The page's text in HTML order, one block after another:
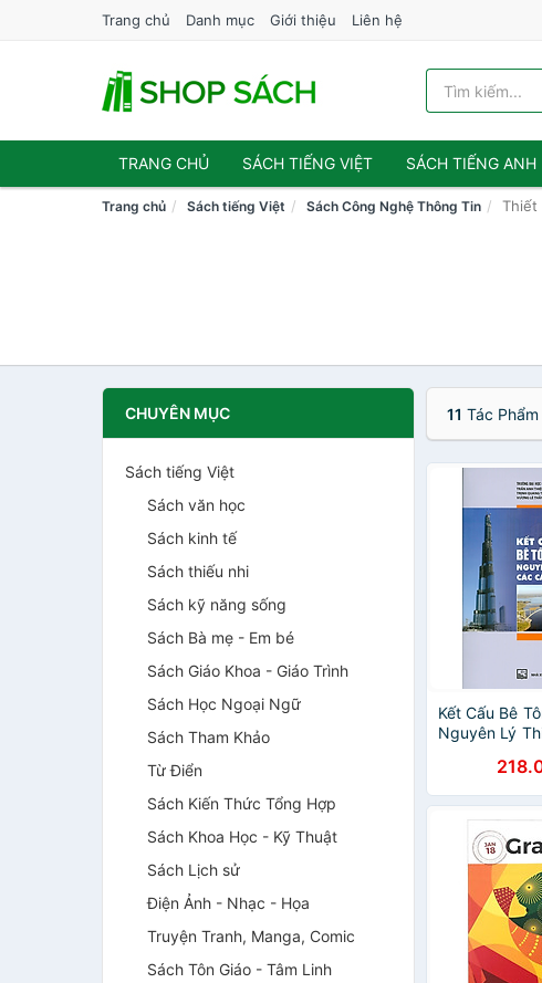
Trang chủ Danh mục Giới thiệu Liên hệ
TRANG CHỦ SÁCH TIẾNG VIỆT SÁCH TIẾNG ANH
Trang chủ Sách tiếng Việt Sách Công Nghệ Thông Tin Thiết
CHUYÊN MỤC
Sách tiếng Việt
Sách văn học
Sách kinh tế
Sách thiếu nhi
Sách kỹ năng sống
Sách Bà mẹ - Em bé
Sách Giáo Khoa - Giáo Trình
Sách Học Ngoại Ngữ
Sách Tham Khảo
Từ Điển
Sách Kiến Thức Tổng Hợp
Sách Khoa Học - Kỹ Thuật
Sách Lịch sử
Điện Ảnh - Nhạc - Họa
Truyện Tranh, Manga, Comic
Sách Tôn Giáo - Tâm Linh
11 Tác Phẩm
Kết Cấu Bê
Nguyên Lý